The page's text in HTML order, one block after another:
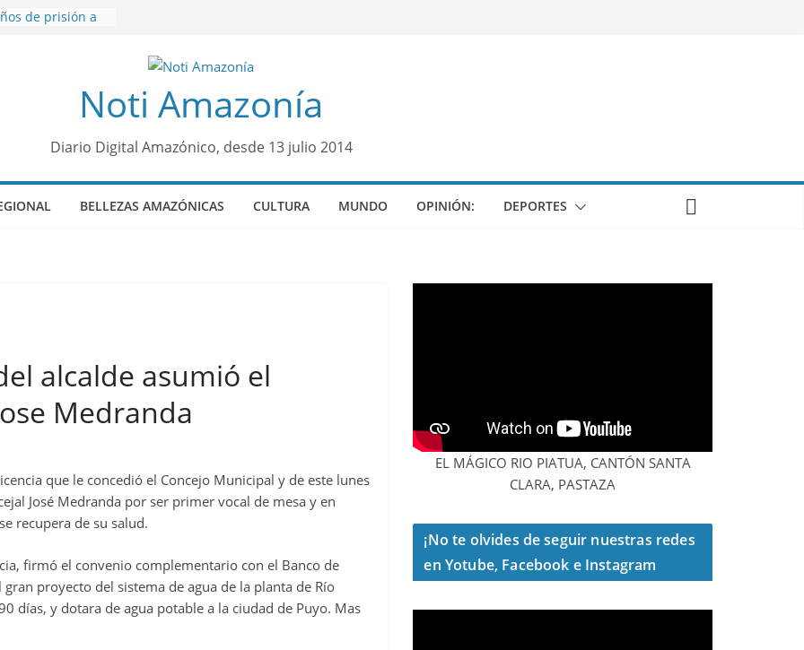
de prisión a
Colo de Chile
nueva reina por
una alerta
Noti Amazonía
Diario Digital Amazónico, desde 13 julio 2014
BELLEZAS AMAZÓNICAS CULTURA MUNDO OPINIÓN: DEPORTES
alcalde asumió el
Medranda
que le concedió el Concejo Municipal y de este lunes
José Medranda por ser primer vocal de mesa y en
recupera de su salud.
firmó el convenio complementario con el Banco de
proyecto del sistema de agua de la planta de Río
días, y dotara de agua potable a la ciudad de Puyo. Mas
EL MÁGICO RIO PIATUA, CANTÓN SANTA
CLARA, PASTAZA
¡No te olvides de seguir nuestras redes
en Yotube, Facebook e Instagram